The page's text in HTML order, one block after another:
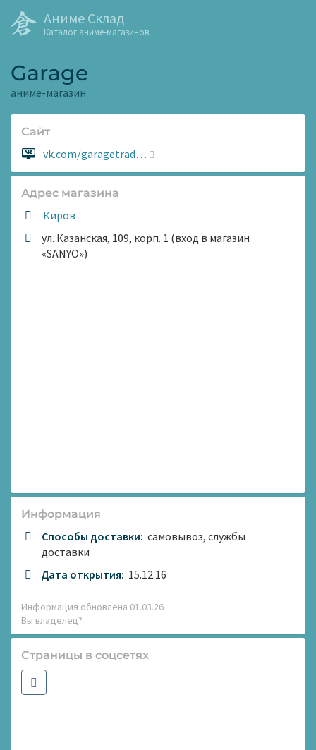
Аниме Склад
Каталог аниме-магазинов
Garage
аниме-магазин
Сайт
Сайт:
vk.com/garagetrad…
Адрес магазина
Киров
ул. Казанская, 109, корп. 1 (вход в магазин
«SANYO»)
Информация
Способы доставки: самовывоз, службы
доставки
Дата открытия: 15.12.16
Информация обновлена 01.03.26
Вы владелец?
Страницы в соцсетях